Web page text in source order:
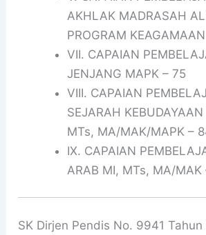
AKHLAK MADRASAH
PROGRAM
VII. CAPAIAN
JENJANG MAPK – 75
VIII. CAPAIAN
SEJARAH
MTs, MA/MAK/MAPK –
IX. CAPAIAN
ARAB MI, MTs, MA/MAK
SK Dirjen Pendis No. 9941